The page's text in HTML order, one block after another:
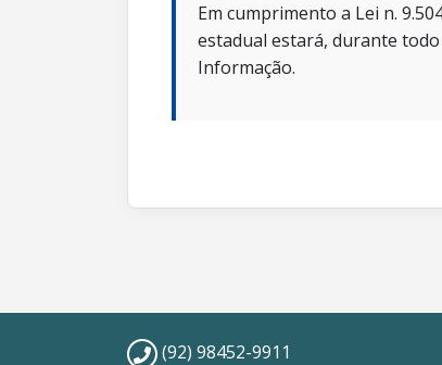
Em cumprimento a Lei n.
estadual estará, durante
Informação.
(92) 98452-9911